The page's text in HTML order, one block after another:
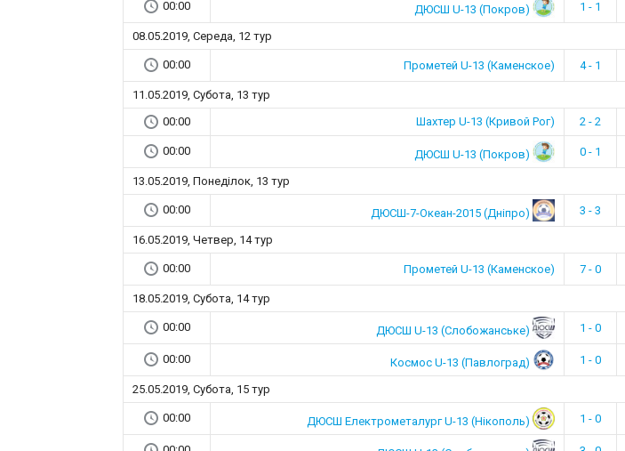
00:00 ДЮСШ U-13 (Покров) 1 - 1
08.05.2019, Середа, 12 тур
00:00 Прометей U-13 (Каменское) 4 - 1
11.05.2019, Субота, 13 тур
00:00
Шахтер U-13 (Кривой Рог) 2 - 2
00:00 ДЮСШ U-13 (Покров) 0 - 1
13.05.2019, Понеділок, 13 тур
00:00 ДЮСШ-7-Океан-2015 (Дніпро) 3 - 3
16.05.2019, Четвер, 14 тур
00:00 Прометей U-13 (Каменское) 7 - 0
18.05.2019, Субота, 14 тур
00:00 ДЮСШ U-13 (Слобожанське) 1 - 0
00:00 Космос U-13 (Павлоград) 1 - 0
25.05.2019, Субота, 15 тур
00:00 ДЮСШ Електрометалург U-13 (Нікополь) 1 - 0